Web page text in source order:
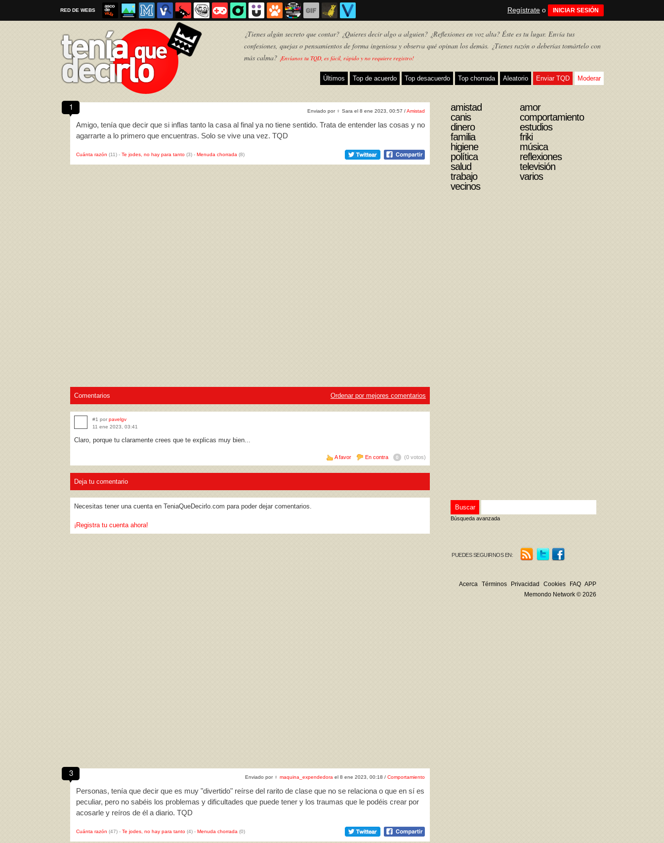
RED DE WEBS Regístrate o INICIAR SESIÓN
¿Tienes algún secreto que contar? ¿Quieres decir algo a alguien? ¿Reflexiones en voz alta? Éste es tu lugar. Envía tus
confesiones, quejas o pensamientos de forma ingeniosa y observa qué opinan los demás. ¿Tienes razón o deberías tomártelo con
más calma? ¡Envíanos tu TQD, es fácil, rápido y no requiere registro!
Últimos Top de acuerdo Top desacuerdo Top chorrada Aleatorio Enviar TQD Moderar
1 Enviado por ♀ Sara el 8 ene 2023, 00:57 /Amistad
Amigo, tenía que decir que si inflas tanto la casa al final ya no tiene sentido. Trata de entender las cosas y no
agarrarte a lo primero que encuentras. Solo se vive una vez. TQD
Cuánta razón (11) - Te jodes, no hay para tanto (3) - Menuda chorrada (8)
Comentarios Ordenar por mejores comentarios
#1 por pavelgv
11 ene 2023, 03:41
Claro, porque tu claramente crees que te explicas muy bien...
A favor En contra 0 (0 votos)
Deja tu comentario
Necesitas tener una cuenta en TeniaQueDecirlo.com para poder dejar comentarios.
¡Registra tu cuenta ahora!
3 Enviado por ♀ maquina_expendedora el 8 ene 2023, 00:18 / Comportamiento
Personas, tenía que decir que es muy "divertido" reírse del rarito de clase que no se relaciona o que en sí es
peculiar, pero no sabéis los problemas y dificultades que puede tener y los traumas que le podéis crear por
acosarle y reíros de él a diario. TQD
Cuánta razón (47) - Te jodes, no hay para tanto (4) - Menuda chorrada (0)
amistad
amor
canis
comportamiento
dinero
estudios
familia
friki
higiene
música
política
reflexiones
salud
televisión
trabajo
varios
vecinos
Búsqueda avanzada
PUEDES SEGUIRNOS EN:
Acerca Términos Privacidad Cookies FAQ APP
Memondo Network © 2026